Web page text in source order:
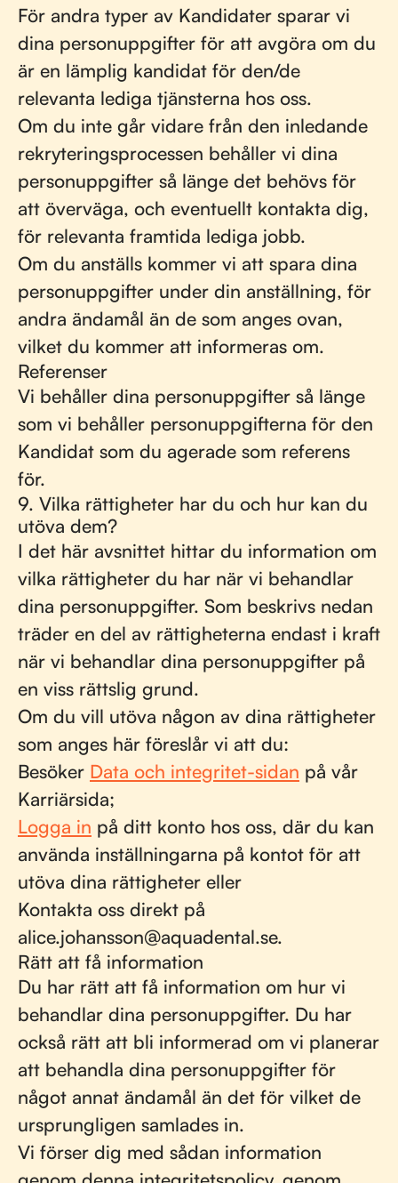
För andra typer av Kandidater sparar vi
dina personuppgifter för att avgöra om du
är en lämplig kandidat för den/de
relevanta lediga tjänsterna hos oss.
Om du inte går vidare från den inledande
rekryteringsprocessen behåller vi dina
personuppgifter så länge det behövs för
att överväga, och eventuellt kontakta dig,
för relevanta framtida lediga jobb.
Om du anställs kommer vi att spara dina
personuppgifter under din anställning, för
andra ändamål än de som anges ovan,
vilket du kommer att informeras om.
Referenser
Vi behåller dina personuppgifter så länge
som vi behåller personuppgifterna för den
Kandidat som du agerade som referens
för.
9. Vilka rättigheter har du och hur kan du
utöva dem?
I det här avsnittet hittar du information om
vilka rättigheter du har när vi behandlar
dina personuppgifter. Som beskrivs nedan
träder en del av rättigheterna endast i kraft
när vi behandlar dina personuppgifter på
en viss rättslig grund.
Om du vill utöva någon av dina rättigheter
som anges här föreslår vi att du:
Besöker Data och integritet-sidan på vår
Karriärsida;
Logga in på ditt konto hos oss, där du kan
använda inställningarna på kontot för att
utöva dina rättigheter eller
Kontakta oss direkt på
alice.johansson@aquadental.se.
Rätt att få information
Du har rätt att få information om hur vi
behandlar dina personuppgifter. Du har
också rätt att bli informerad om vi planerar
att behandla dina personuppgifter för
något annat ändamål än det för vilket de
ursprungligen samlades in.
Vi förser dig med sådan information